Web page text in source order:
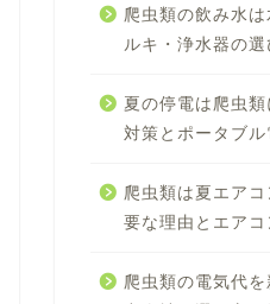
爬虫類の飲み水
ルキ・浄水器の選
夏の停電は爬虫
対策とポータブル
爬虫類は夏エア
要な理由とエア
爬虫類の電気代